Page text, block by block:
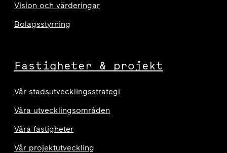
Vision och värderingar
Bolagsstyrning
Fastigheter & projekt
Vår stadsutvecklingsstrategi
Våra utvecklingsområden
Våra fastigheter
Vår projektutveckling